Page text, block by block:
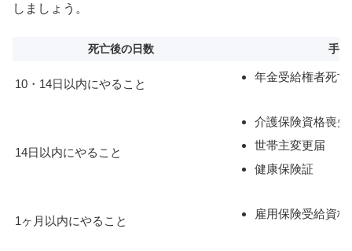
しましょう。
死亡後の日数 手
10・14日以内にやること
年金受給権者死亡
14日以内にやること
介護保険資格喪失
世帯主変更届
健康保険証
1ヶ月以内にやること
雇用保険受給資